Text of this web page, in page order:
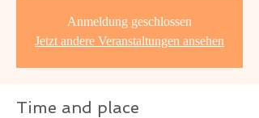
Anmeldung geschlossen
Jetzt andere Veranstaltungen ansehen
Time and place